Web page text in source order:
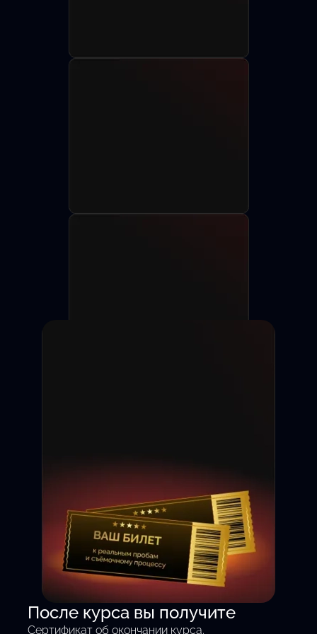
Съёмка на камеру с 1 дня
— без теории, только
После курса вы получите
Сертификат об окончании курса.